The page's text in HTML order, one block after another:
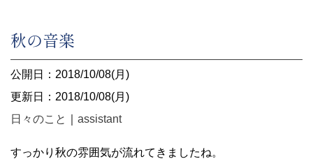
秋の音楽
公開日：2018/10/08(月)
更新日：2018/10/08(月)
日々のこと
assistant
すっかり秋の雰囲気が流れてきましたね。